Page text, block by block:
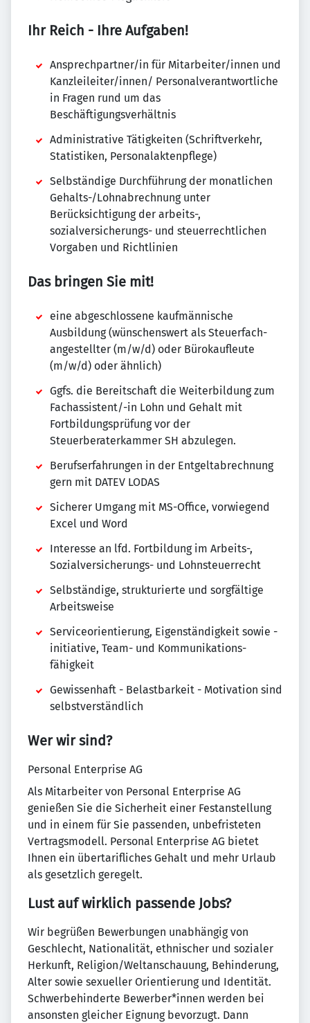
Ihr Reich - Ihre Aufgaben!
Ansprechpartner/in für Mitarbeiter/innen und
Kanzleileiter/innen/ Personalverantwortliche
in Fragen rund um das
Beschäftigungsverhältnis
Administrative Tätigkeiten (Schriftverkehr,
Statistiken, Personalaktenpflege)
Selbständige Durchführung der monatlichen
Gehalts-/Lohnabrechnung unter
Berücksichtigung der arbeits-,
sozialversicherungs- und steuerrechtlichen
Vorgaben und Richtlinien
Das bringen Sie mit!
eine abgeschlossene kaufmännische
Ausbildung (wünschenswert als Steuerfach-
angestellter (m/w/d) oder Bürokaufleute
(m/w/d) oder ähnlich)
Ggfs. die Bereitschaft die Weiterbildung zum
Fachassistent/-in Lohn und Gehalt mit
Fortbildungsprüfung vor der
Steuerberaterkammer SH abzulegen.
Berufserfahrungen in der Entgeltabrechnung
gern mit DATEV LODAS
Sicherer Umgang mit MS-Office, vorwiegend
Excel und Word
Interesse an lfd. Fortbildung im Arbeits-,
Sozialversicherungs- und Lohnsteuerrecht
Selbständige, strukturierte und sorgfältige
Arbeitsweise
Serviceorientierung, Eigenständigkeit sowie -
initiative, Team- und Kommunikations-
fähigkeit
Gewissenhaft - Belastbarkeit - Motivation sind
selbstverständlich
Wer wir sind?
Personal Enterprise AG
Als Mitarbeiter von Personal Enterprise AG
genießen Sie die Sicherheit einer Festanstellung
und in einem für Sie passenden, unbefristeten
Vertragsmodell. Personal Enterprise AG bietet
Ihnen ein übertarifliches Gehalt und mehr Urlaub
als gesetzlich geregelt.
Lust auf wirklich passende Jobs?
Wir begrüßen Bewerbungen unabhängig von
Geschlecht, Nationalität, ethnischer und sozialer
Herkunft, Religion/Weltanschauung, Behinderung,
Alter sowie sexueller Orientierung und Identität.
Schwerbehinderte Bewerber*innen werden bei
ansonsten gleicher Eignung bevorzugt. Dann